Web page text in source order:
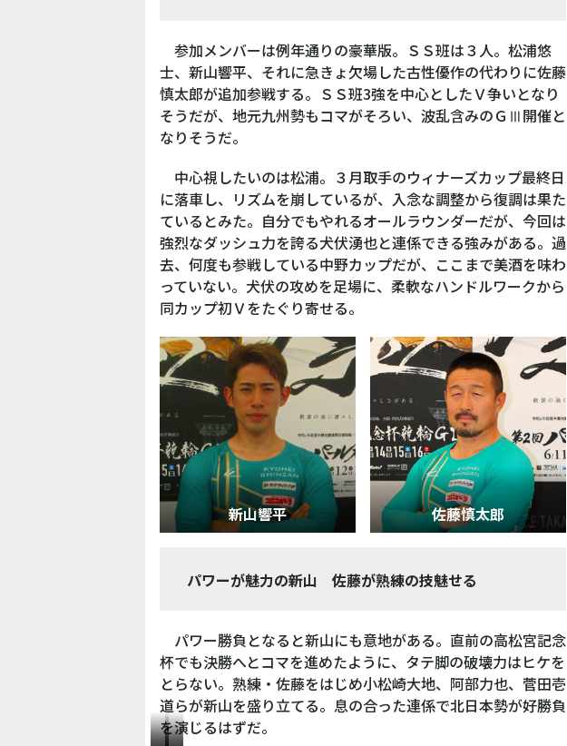
参加メンバーは例年通りの豪華版。ＳＳ班は３人。松浦悠
士、新山響平、それに急きょ欠場した古性優作の代わりに佐藤
慎太郎が追加参戦する。ＳＳ班3強を中心としたＶ争いとなり
そうだが、地元九州勢もコマがそろい、波乱含みのＧⅢ開催と
なりそうだ。
中心視したいのは松浦。３月取手のウィナーズカップ最終日
に落車し、リズムを崩しているが、入念な調整から復調は果た
ているとみた。自分でもやれるオールラウンダーだが、今回は
強烈なダッシュ力を誇る犬伏湧也と連係できる強みがある。過
去、何度も参戦している中野カップだが、ここまで美酒を味わ
っていない。犬伏の攻めを足場に、柔軟なハンドルワークから
同カップ初Ｖをたぐり寄せる。
新山響平 佐藤慎太郎
パワーが魅力の新山 佐藤が熟練の技魅せる
パワー勝負となると新山にも意地がある。直前の高松宮記念
杯でも決勝へとコマを進めたように、タテ脚の破壊力はヒケを
とらない。熟練・佐藤をはじめ小松崎大地、阿部力也、菅田壱
道らが新山を盛り立てる。息の合った連係で北日本勢が好勝負
を演じるはずだ。